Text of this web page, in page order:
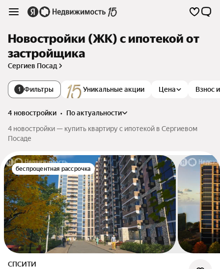
Новостройки (ЖК) с ипотекой от
застройщика
Сергиев Посад
1 Фильтры Уникальные акции Цена Взнос
4 новостройки •
по актуальности
4 новостройки — купить квартиру с ипотекой в Сергиевом
Посаде
беспроцентная рассрочка
СПСИТИ